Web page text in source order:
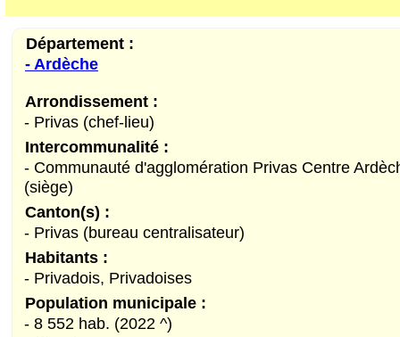
Département :
- Ardèche
Arrondissement :
- Privas (chef-lieu)
Intercommunalité :
- Communauté d'agglomération Privas Centre
(siège)
Canton(s) :
- Privas (bureau centralisateur)
Habitants :
- Privadois, Privadoises
Population municipale :
- 8 552 hab. (2022 ^)